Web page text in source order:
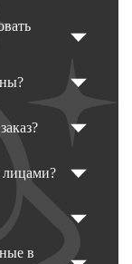
лицами?
в